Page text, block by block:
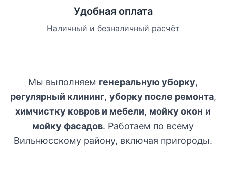
Удобная оплата
Наличный и безналичный расчёт
Мы выполняем генеральную уборку,
регулярный клининг, уборку после ремонта,
химчистку ковров и мебели, мойку окон и
мойку фасадов. Работаем по всему
Вильнюсскому району, включая пригороды.